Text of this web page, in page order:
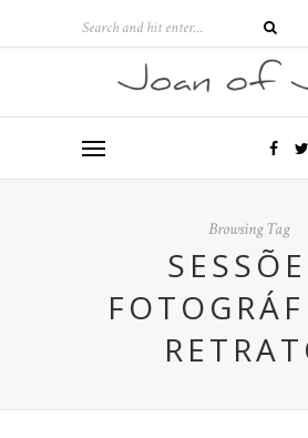
Browsing Tag